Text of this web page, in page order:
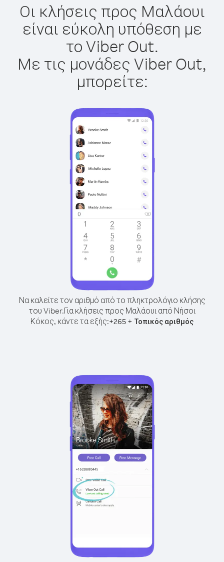
Οι κλήσεις προς Μαλάουι
είναι εύκολη υπόθεση με
το Viber Out.
Με τις μονάδες Viber Out,
μπορείτε:
Να καλείτε τον αριθμό από το πληκτρολόγιο κλήσης
του Viber.Για κλήσεις προς Μαλάουι από Νήσοι
Κόκος, κάντε τα εξής:+265 + Τοπικός αριθμός